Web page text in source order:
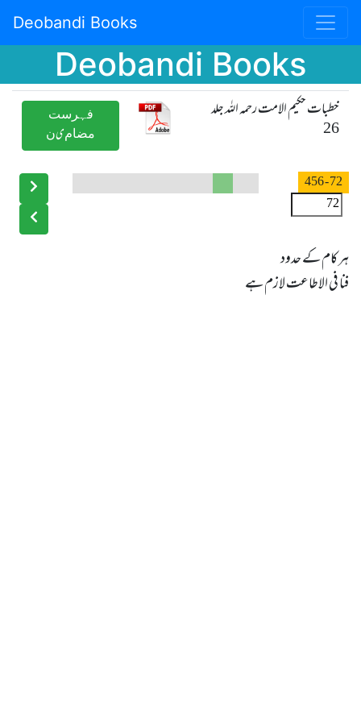
Deobandi Books
Deobandi Books
خطبات حکیم الامت رحمہ اللہ جلد
26
ﻓﮩﺮﺳﺖ
ﻣﻀﺎﻡیﻥ
72
- 456
فنا فی الاطاعت لازم ہے